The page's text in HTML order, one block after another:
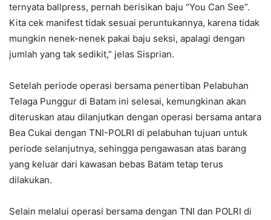
ternyata ballpress, pernah berisikan baju “You Can See”.
Kita cek manifest tidak sesuai peruntukannya, karena tidak
mungkin nenek-nenek pakai baju seksi, apalagi dengan
jumlah yang tak sedikit,” jelas Sisprian.
Setelah periode operasi bersama penertiban Pelabuhan
Telaga Punggur di Batam ini selesai, kemungkinan akan
diteruskan atau dilanjutkan dengan operasi bersama antara
Bea Cukai dengan TNI-POLRI di pelabuhan tujuan untuk
periode selanjutnya, sehingga pengawasan atas barang
yang keluar dari kawasan bebas Batam tetap terus
dilakukan.
Selain melalui operasi bersama dengan TNI dan POLRI di